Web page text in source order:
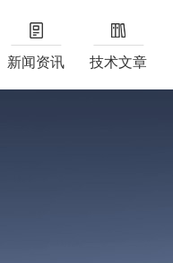
新闻资讯 技术文章